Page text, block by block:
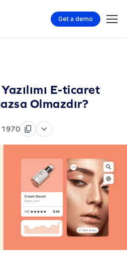
Get a demo
E-ticaret
Olmazdır?
1970